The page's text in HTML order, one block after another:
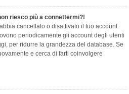
riesco più a connettermi?!
cancellato o disattivato il tuo account
periodicamente gli account degli utenti
per ridurre la grandezza del database. Se
e cerca di farti coinvolgere